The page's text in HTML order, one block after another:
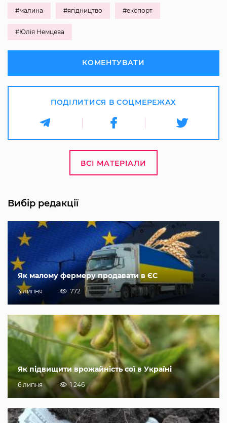
#малина #ягідництво #експорт
#Юлія Немцева
КОМЕНТУВАТИ
ПОДІЛИТИСЯ В СОЦМЕРЕЖАХ
ВСІ МАТЕРІАЛИ
Вибір редакції
Як малому фермеру продавати в ЄС
3 липня 772
Як підвищити врожайність сої в Україні
6 липня 1 246